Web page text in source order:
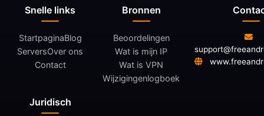
Snelle links
StartpaginaBlog
ServersOver ons
Contact
Bronnen
Beoordelingen
Wat is mijn IP
Wat is VPN
Wijzigingenlogboek
Juridisch